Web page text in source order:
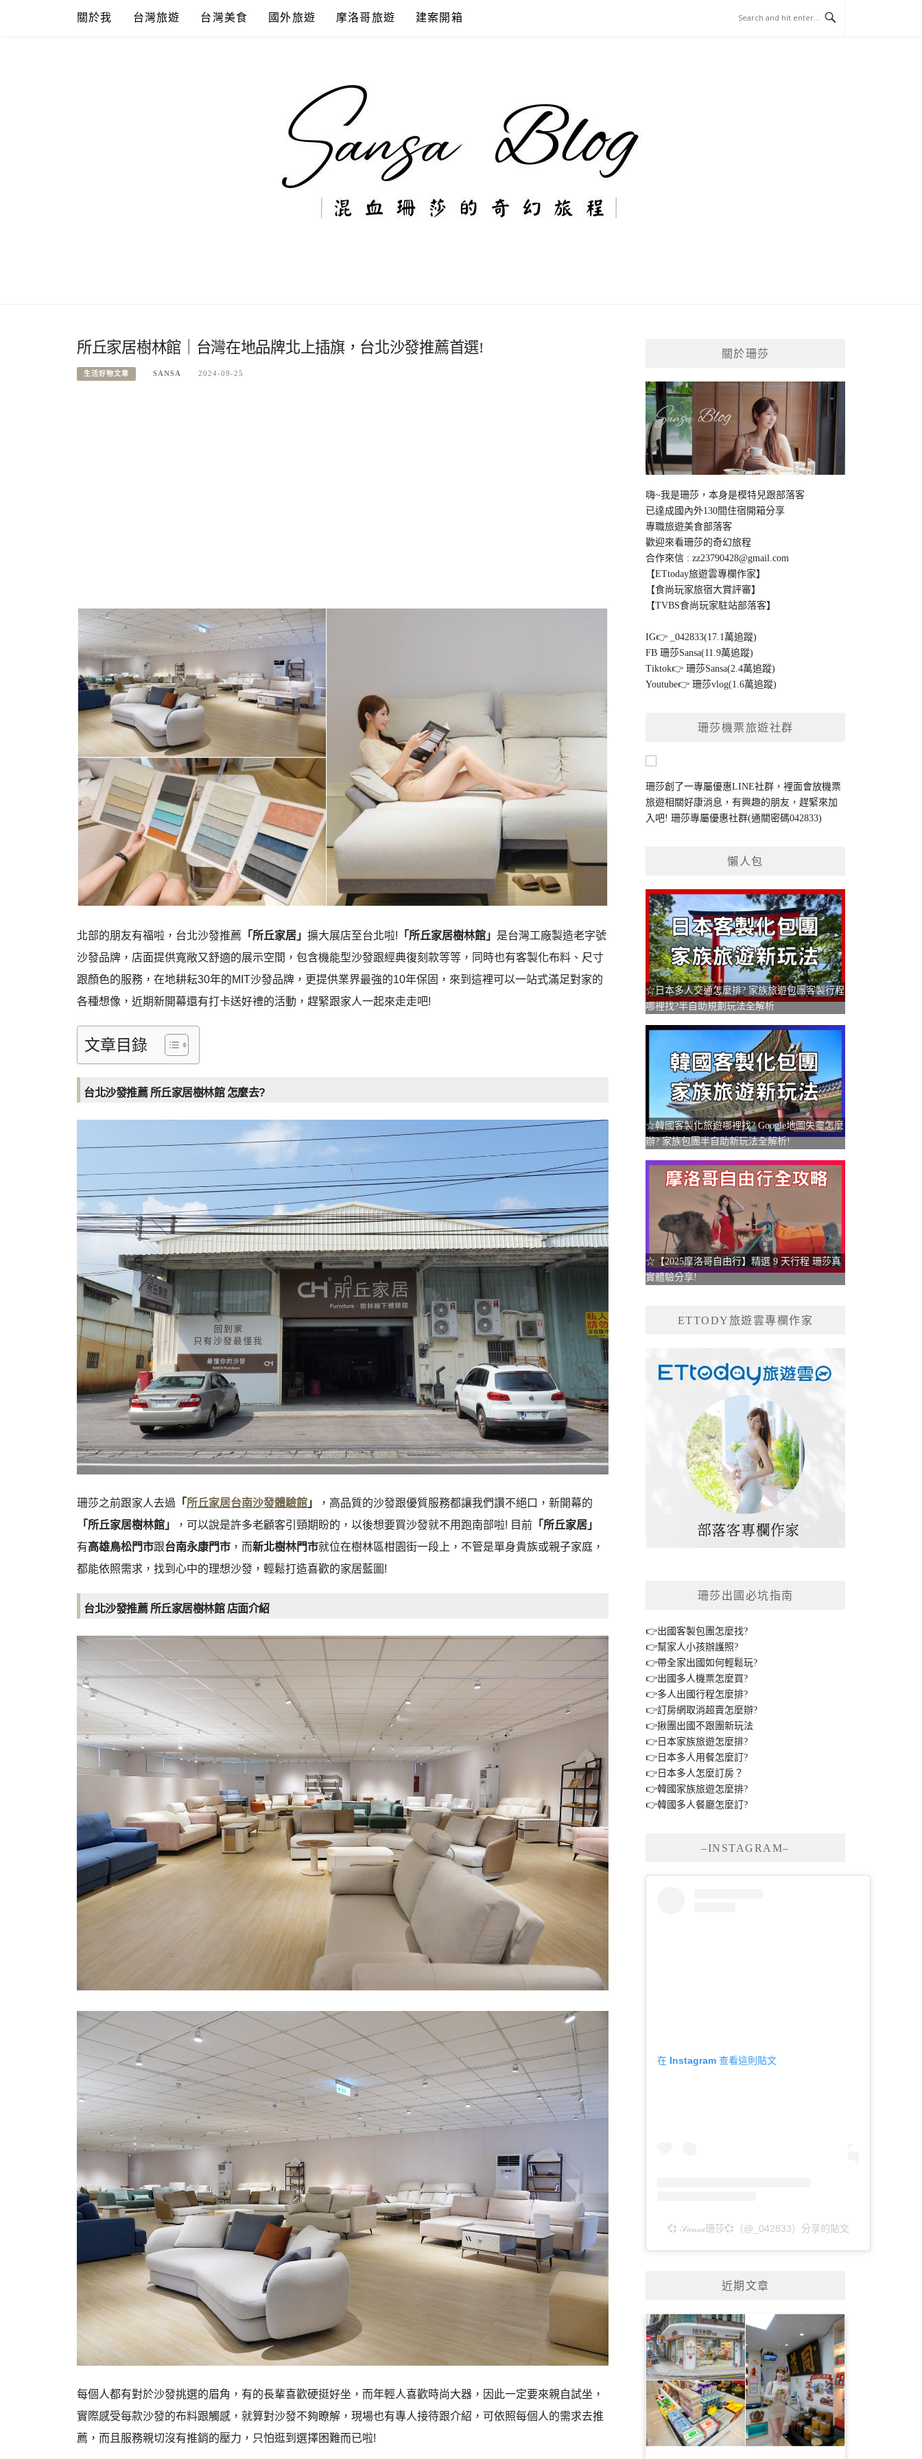
關於我 台灣旅遊 台灣美食 國外旅遊 摩洛哥旅遊 建案開箱
所丘家居樹林館｜台灣在地品牌北上插旗，台北沙發推薦首選!
生活好物文章 SANSA 2024-09-25
北部的朋友有福啦，台北沙發推薦 「所丘家居」 擴大展店至台北啦! 「所丘家居樹林館」 是台灣工廠製造老字號
沙發品牌，店面提供寬敞又舒適的展示空間，包含機能型沙發跟經典復刻款等等，同時也有客製化布料、尺寸
跟顏色的服務，在地耕耘30年的MIT沙發品牌，更提供業界最強的10年保固，來到這裡可以一站式滿足對家的
各種想像，近期新開幕還有打卡送好禮的活動，趕緊跟家人一起來走走吧!
文章目錄
台北沙發推薦 所丘家居樹林館 怎麼去?
珊莎之前跟家人去過 「 所丘家居台南沙發體驗館 」
，高品質的沙發跟優質服務都讓我們讚不絕口，新開幕的
「所丘家居樹林館」
，可以說是許多老顧客引頸期盼的，以後想要買沙發就不用跑南部啦! 目前 「所丘家居」
有高雄鳥松門市跟台南永康門市 ，而新北樹林門市就位在樹林區柑園街一段上，不管是單身貴族或親子家庭，
都能依照需求，找到心中的理想沙發，輕鬆打造喜歡的家居藍圖!
台北沙發推薦 所丘家居樹林館 店面介紹
每個人都有對於沙發挑選的眉角，有的長輩喜歡硬挺好坐，而年輕人喜歡時尚大器，因此一定要來親自試坐，
實際感受每款沙發的布料跟觸感，就算對沙發不夠瞭解，現場也有專人接待跟介紹，可依照每個人的需求去推
薦，而且服務親切沒有推銷的壓力，只怕逛到選擇困難而已啦!
關於珊莎
嗨~我是珊莎，本身是模特兒跟部落客
已達成國內外130間住宿開箱分享
專職旅遊美食部落客
歡迎來看珊莎的奇幻旅程
合作來信 :zz23790428@gmail.com
【ETtoday旅遊雲專欄作家】
【食尚玩家旅宿大賞評審】
【TVBS食尚玩家駐站部落客】
IG👉
_042833(17.1萬追蹤)
FB珊莎Sansa(11.9萬追蹤)
Tiktok👉珊莎Sansa(2.4萬追蹤)
Youtube👉珊莎vlog(1.6萬追蹤)
珊莎機票旅遊社群
珊莎創了一專屬優惠LINE社群，裡面會放機票
旅遊相關好康消息，有興趣的朋友，趕緊來加
入吧!珊莎專屬優惠社群(通關密碼042833)
懶人包
☆日本多人交通怎麼排? 家族旅遊包團客製行程
哪裡找?半自助規劃玩法全解析
☆韓國客製化旅遊哪裡找? Google地圖失靈怎麼
辦? 家族包團半自助新玩法全解析!
☆【2025摩洛哥自由行】精選 9 天行程 珊莎真
實體驗分享!
ETTODY旅遊雲專欄作家
珊莎出國必坑指南
👉出國客製包團怎麼找?
👉幫家人小孩辦護照?
👉帶全家出國如何輕鬆玩?
👉出國多人機票怎麼買?
👉多人出國行程怎麼排?
👉訂房網取消超賣怎麼辦?
👉揪團出國不跟團新玩法
👉日本家族旅遊怎麼排?
👉日本多人用餐怎麼訂?
👉日本多人怎麼訂房？
👉韓國家族旅遊怎麼排?
👉韓國多人餐廳怎麼訂?
–INSTAGRAM–
在 Instagram 查看這則貼文
💞 𝒮𝒶𝓃𝓈𝒶珊莎💞（@_042833）分享的貼文
近期文章